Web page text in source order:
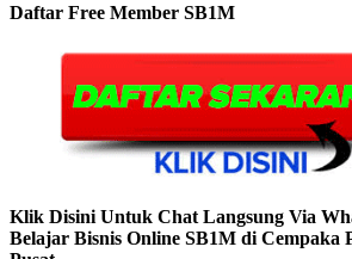
Daftar Free Member SB1M
Klik Disini Untuk Chat Langsung Via
Belajar Bisnis Online SB1M di Cempaka